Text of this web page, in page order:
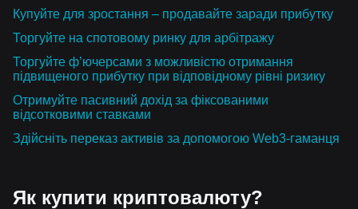
Купуйте для зростання – продавайте заради прибутку
Торгуйте на спотовому ринку для арбітражу
Торгуйте ф’ючерсами з можливістю отримання
підвищеного прибутку при відповідному рівні ризику
Отримуйте пасивний дохід за фіксованими
відсотковими ставками
Здійсніть переказ активів за допомогою Web3-гаманця
Як купити криптовалюту?